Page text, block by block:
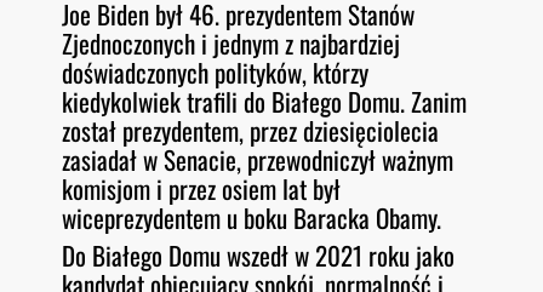
O
D
E
RSS FEED
LINK
EMBED
Joe Biden był 46. prezydentem Stanów
Zjednoczonych i jednym z najbardziej
doświadczonych polityków, którzy
kiedykolwiek trafili do Białego Domu. Zanim
został prezydentem, przez dziesięciolecia
zasiadał w Senacie, przewodniczył ważnym
komisjom i przez osiem lat był
wiceprezydentem u boku Baracka Obamy.
Do Białego Domu wszedł w 2021 roku jako
kandydat obiecujący spokój, normalność i